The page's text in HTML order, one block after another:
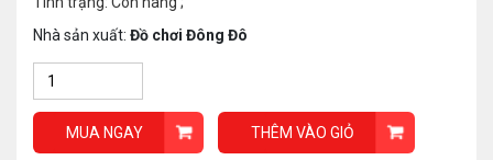
Nhà sản xuất: Đồ chơi Đông Đô
MUA NGAY THÊM VÀO GIỎ